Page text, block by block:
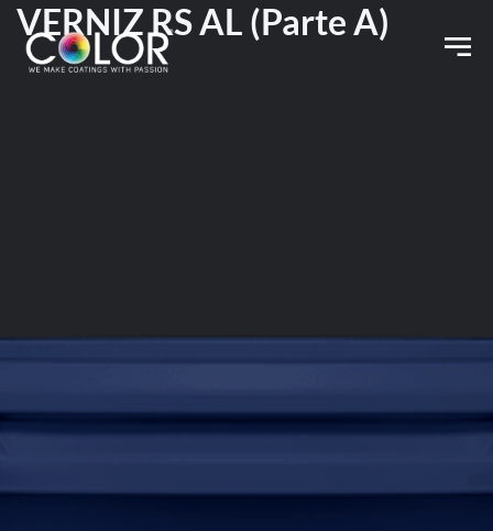
VERNIZ RS AL (Parte A)